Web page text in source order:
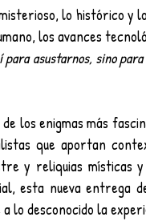
lo histórico y
los avances
asustarnos, sino
los enigmas más
que aportan
y reliquias místicas
esta nueva entrega
desconocido la